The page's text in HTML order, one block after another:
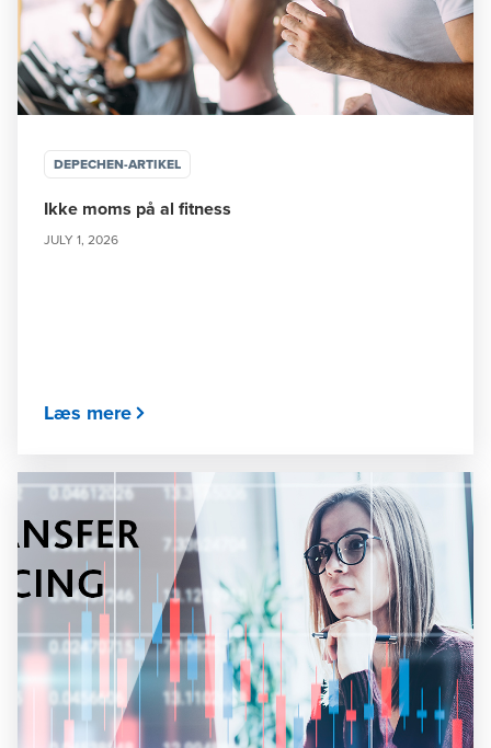
DEPECHEN-ARTIKEL
Ikke moms på al fitness
JULY 1, 2026
Læs mere